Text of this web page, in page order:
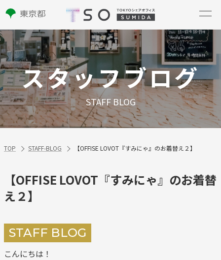
スタッフブログ
STAFF BLOG
TOP STAFF-BLOG 【OFFISE LOVOT『すみにゃ』のお着替え２】
【OFFISE LOVOT『すみにゃ』のお着替
え２】
STAFF BLOG
こんにちは！